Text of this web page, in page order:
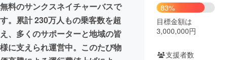
CAMPFIREふるさと納税machi-ya コミュニティ
無料のサンクスネイチャーバスで
す。累計 230万人もの乗客数を超
え、多くのサポーターと地域の皆
様に支えられ運営中。このたび物
83%
目標金額は
3,000,000円
支援者数